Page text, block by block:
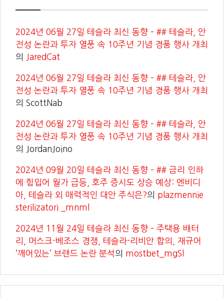
2024년 06월 27일 테슬라 최신 동향 – ## 테슬라, 안
전성 논란과 투자 열풍 속 10주년 기념 경품 행사 개최
의
JaredCat
2024년 06월 27일 테슬라 최신 동향 – ## 테슬라, 안
전성 논란과 투자 열풍 속 10주년 기념 경품 행사 개최
의 ScottNab
2024년 06월 27일 테슬라 최신 동향 – ## 테슬라, 안
전성 논란과 투자 열풍 속 10주년 기념 경품 행사 개최
의
JordanJoino
2024년 09월 20일 테슬라 최신 동향 – ## 금리 인하
에 힘입어 월가 급등, 호주 증시도 상승 예상: 엔비디
아, 테슬라 외 매력적인 대안 주식은?의 plazmennie
sterilizatori _mnml
2024년 11월 24일 테슬라 최신 동향 – 주택용 배터
리, 머스크-베조스 경쟁, 테슬라-리비안 합의, 재규어
‘깨어있는’ 브랜드 논란 분석의 mostbet_mgSl